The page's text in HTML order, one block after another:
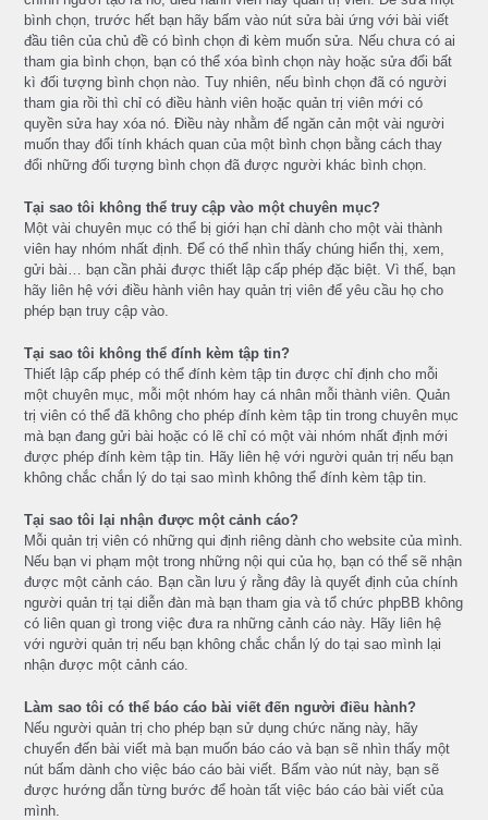
bình chọn, trước hết bạn hãy bấm vào nút sửa bài ứng với bài viết
đầu tiên của chủ đề có bình chọn đi kèm muốn sửa. Nếu chưa có ai
tham gia bình chọn, bạn có thể xóa bình chọn này hoặc sửa đổi bất
kì đối tượng bình chọn nào. Tuy nhiên, nếu bình chọn đã có người
tham gia rồi thì chỉ có điều hành viên hoặc quản trị viên mới có
quyền sửa hay xóa nó. Điều này nhằm để ngăn cản một vài người
muốn thay đổi tính khách quan của một bình chọn bằng cách thay
đổi những đối tượng bình chọn đã được người khác bình chọn.
Tại sao tôi không thể truy cập vào một chuyên mục?
Một vài chuyên mục có thể bị giới hạn chỉ dành cho một vài thành
viên hay nhóm nhất định. Để có thể nhìn thấy chúng hiển thị, xem,
gửi bài… bạn cần phải được thiết lập cấp phép đặc biệt. Vì thế, bạn
hãy liên hệ với điều hành viên hay quản trị viên để yêu cầu họ cho
phép bạn truy cập vào.
Tại sao tôi không thể đính kèm tập tin?
Thiết lập cấp phép có thể đính kèm tập tin được chỉ định cho mỗi
một chuyên mục, mỗi một nhóm hay cá nhân mỗi thành viên. Quản
trị viên có thể đã không cho phép đính kèm tập tin trong chuyên mục
mà bạn đang gửi bài hoặc có lẽ chỉ có một vài nhóm nhất định mới
được phép đính kèm tập tin. Hãy liên hệ với người quản trị nếu bạn
không chắc chắn lý do tại sao mình không thể đính kèm tập tin.
Tại sao tôi lại nhận được một cảnh cáo?
Mỗi quản trị viên có những qui định riêng dành cho website của mình.
Nếu bạn vi phạm một trong những nội qui của họ, bạn có thể sẽ nhận
được một cảnh cáo. Bạn cần lưu ý rằng đây là quyết định của chính
người quản trị tại diễn đàn mà bạn tham gia và tổ chức phpBB không
có liên quan gì trong việc đưa ra những cảnh cáo này. Hãy liên hệ
với người quản trị nếu bạn không chắc chắn lý do tại sao mình lại
nhận được một cảnh cáo.
Làm sao tôi có thể báo cáo bài viết đến người điều hành?
Nếu người quản trị cho phép bạn sử dụng chức năng này, hãy
chuyển đến bài viết mà bạn muốn báo cáo và bạn sẽ nhìn thấy một
nút bấm dành cho việc báo cáo bài viết. Bấm vào nút này, bạn sẽ
được hướng dẫn từng bước để hoàn tất việc báo cáo bài viết của
mình.